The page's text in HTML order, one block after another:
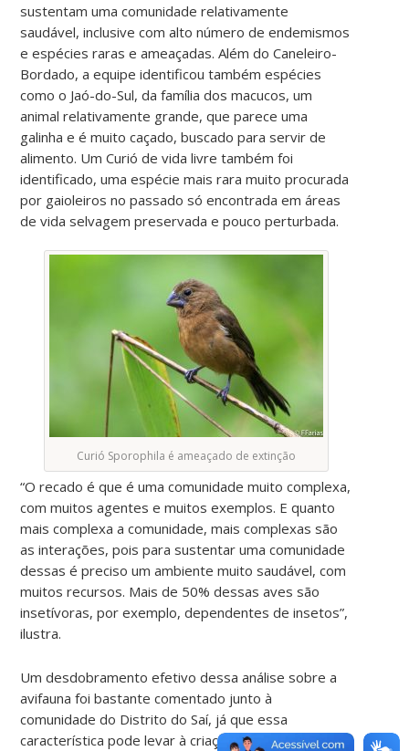
sustentam uma comunidade relativamente
saudável, inclusive com alto número de endemismos
e espécies raras e ameaçadas. Além do Caneleiro-
Bordado, a equipe identificou também espécies
como o Jaó-do-Sul, da família dos macucos, um
animal relativamente grande, que parece uma
galinha e é muito caçado, buscado para servir de
alimento. Um Curió de vida livre também foi
identificado, uma espécie mais rara muito procurada
por gaioleiros no passado só encontrada em áreas
de vida selvagem preservada e pouco perturbada.
Curió Sporophila é ameaçado de extinção
“O recado é que é uma comunidade muito complexa,
com muitos agentes e muitos exemplos. E quanto
mais complexa a comunidade, mais complexas são
as interações, pois para sustentar uma comunidade
dessas é preciso um ambiente muito saudável, com
muitos recursos. Mais de 50% dessas aves são
insetívoras, por exemplo, dependentes de insetos”,
ilustra.
Um desdobramento efetivo dessa análise sobre a
avifauna foi bastante comentado junto à
comunidade do Distrito do Saí, já que essa
característica pode levar à criação de projetos